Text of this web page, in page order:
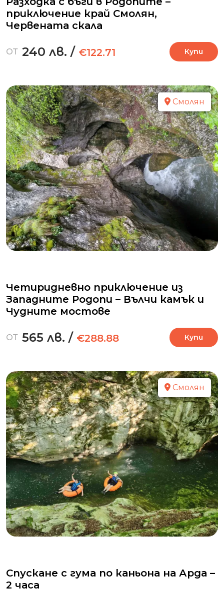
приключение край Смолян,
Червената скала
ОТ 240 лв. / €122.71 Купи
Смолян
Четиридневно приключение из
Западните Родопи – Вълчи камък и
Чудните мостове
ОТ 565 лв. / €288.88 Купи
Смолян
Спускане с гума по каньона на Арда –
2 часа